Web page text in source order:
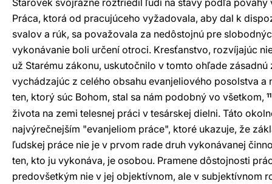
Starovek svojrázne roztriedil ľudí na stavy podľa povahy
Práca, ktorá od pracujúceho vyžadovala, aby dal k
svalov a rúk, sa považovala za nedôstojnú pre
vykonávanie boli určení otroci. Kresťanstvo, rozvíjajúc
už Starému zákonu, uskutočnilo v tomto ohľade zásadnú
vychádzajúc z celého obsahu evanjeliového posolstva a
ten, ktorý súc Bohom, stal sa nám podobný vo všetkom, 11
života na zemi telesnej práci v tesárskej dielni. Táto
najvýrečnejším "evanjeliom práce", ktoré ukazuje, že
ľudskej práce nie je v prvom rade druh vykonávanej
ten, kto ju vykonáva, je osobou. Pramene dôstojnosti
predovšetkým nie v jej objektívnom, ale v subjektívnom